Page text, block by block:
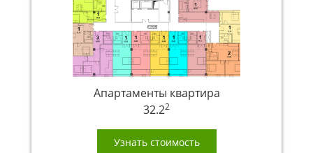
Апартаменты квартира
32.22
Узнать стоимость